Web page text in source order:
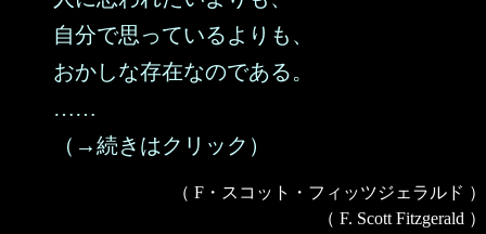
自分で思っているよりも、
おかしな存在なのである。
……
（→続きはクリック）
（ F・スコット・フィッツジェラルド ）
（ F. Scott Fitzgerald ）